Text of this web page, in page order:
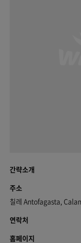
간략소개
주소
칠레 Antofagasta,
연락처
홈페이지